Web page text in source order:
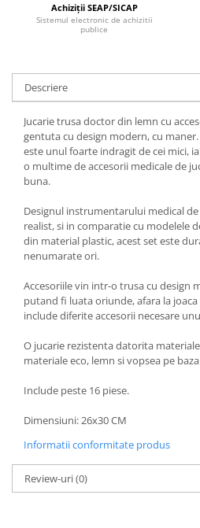
Achiziții SEAP/SICAP
Sistemul electronic de achizitii
publice
Descriere
Jucarie trusa doctor din lemn cu
gentuta cu design modern, cu
este unul foarte indragit de cei mici,
o multime de accesorii medicale de
buna.
Designul instrumentarului medical
realist, si in comparatie cu modelele
din material plastic, acest set este
nenumarate ori.
Accesoriile vin intr-o trusa cu design
putand fi luata oriunde, afara la
include diferite accesorii necesare
O jucarie rezistenta datorita
materiale eco, lemn si vopsea pe
Include peste 16 piese.
Dimensiuni: 26x30 CM
Informatii conformitate produs
Review-uri(0)